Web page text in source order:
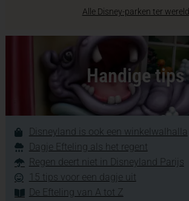
Alle Disney-parken ter wereld
Handige tips
Disneyland is ook een winkelwalhalla
Dagje Efteling als het regent
Regen deert niet in Disneyland Parijs
15 tips voor een dagje uit
De Efteling van A tot Z